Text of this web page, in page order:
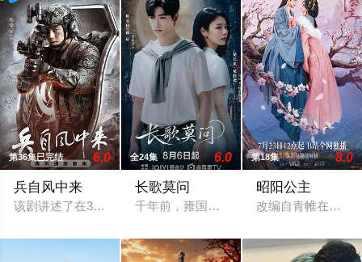
第36集已完结 6.0
兵自风中来
该剧讲述了在396旅与陆军步兵学院联合举办的小型军事演习中
全24集 6.0
长歌莫问
千年前，雍国泥塑世家楚门因进贡的“十
第18集 8.0
昭阳公主
改编自青帷在晋江